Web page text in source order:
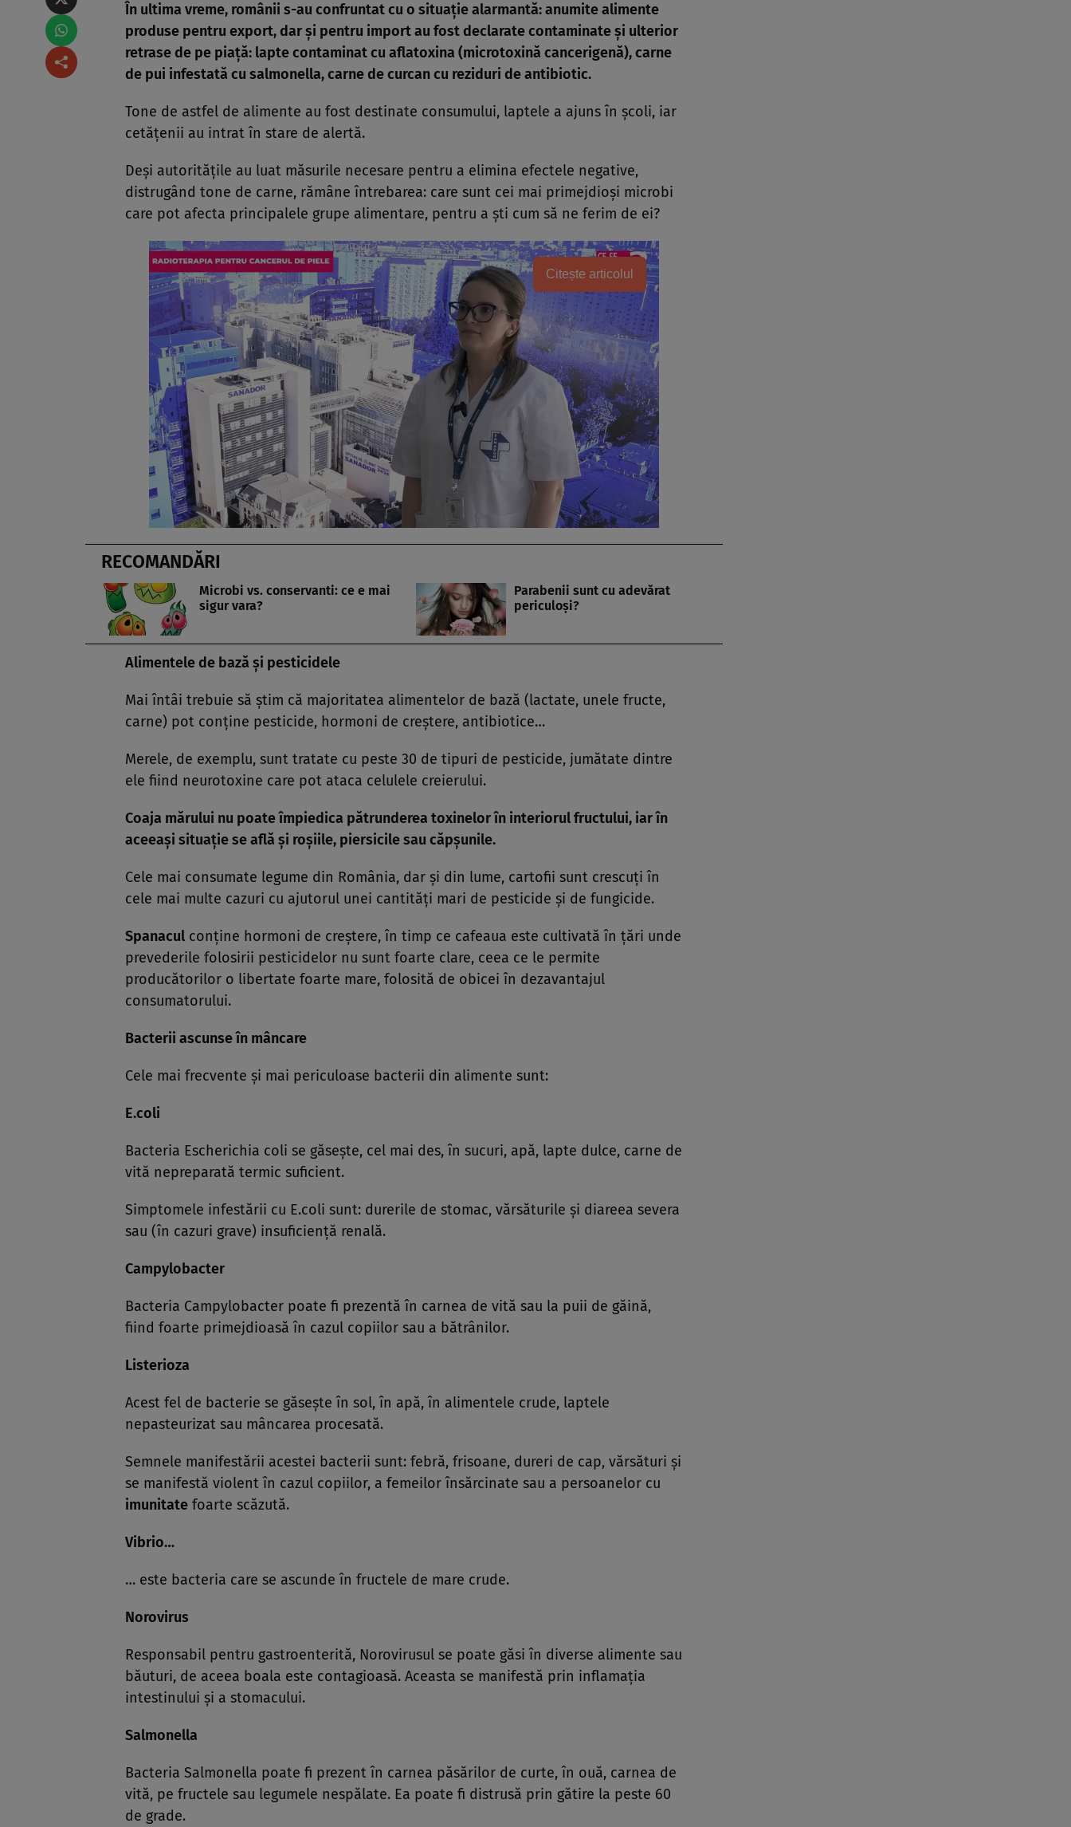
În ultima vreme, românii s-au confruntat cu o situaţie alarmantă: anumite alimente
produse pentru export, dar şi pentru import au fost declarate contaminate şi ulterior
retrase de pe piaţă: lapte contaminat cu aflatoxina (microtoxină cancerigenă), carne
de pui infestată cu salmonella, carne de curcan cu reziduri de antibiotic.
Tone de astfel de alimente au fost destinate consumului, laptele a ajuns în şcoli, iar
cetăţenii au intrat în stare de alertă.
Deşi autorităţile au luat măsurile necesare pentru a elimina efectele negative,
distrugând tone de carne, rămâne întrebarea: care sunt cei mai primejdioşi microbi
care pot afecta principalele grupe alimentare, pentru a şti cum să ne ferim de ei?
Citește articolul
RECOMANDĂRI
Microbi vs. conservanti: ce e mai
sigur vara?
Parabenii sunt cu adevărat
periculoşi?
Alimentele de bază şi pesticidele
Mai întâi trebuie să ştim că majoritatea alimentelor de bază (lactate, unele fructe,
carne) pot conţine pesticide, hormoni de creştere, antibiotice…
Merele, de exemplu, sunt tratate cu peste 30 de tipuri de pesticide, jumătate dintre
ele fiind neurotoxine care pot ataca celulele creierului.
Coaja mărului nu poate împiedica pătrunderea toxinelor în interiorul fructului, iar în
aceeaşi situaţie se află şi roşiile, piersicile sau căpşunile.
Cele mai consumate legume din România, dar şi din lume, cartofii sunt crescuţi în
cele mai multe cazuri cu ajutorul unei cantităţi mari de pesticide şi de fungicide.
Spanacul conţine hormoni de creştere, în timp ce cafeaua este cultivată în ţări unde
prevederile folosirii pesticidelor nu sunt foarte clare, ceea ce le permite
producătorilor o libertate foarte mare, folosită de obicei în dezavantajul
consumatorului.
Bacterii ascunse în mâncare
Cele mai frecvente şi mai periculoase bacterii din alimente sunt:
E.coli
Bacteria Escherichia coli se găseşte, cel mai des, în sucuri, apă, lapte dulce, carne de
vită nepreparată termic suficient.
Simptomele infestării cu E.coli sunt: durerile de stomac, vărsăturile şi diareea severa
sau (în cazuri grave) insuficienţă renală.
Campylobacter
Bacteria Campylobacter poate fi prezentă în carnea de vită sau la puii de găină,
fiind foarte primejdioasă în cazul copiilor sau a bătrânilor.
Listerioza
Acest fel de bacterie se găseşte în sol, în apă, în alimentele crude, laptele
nepasteurizat sau mâncarea procesată.
Semnele manifestării acestei bacterii sunt: febră, frisoane, dureri de cap, vărsături şi
se manifestă violent în cazul copiilor, a femeilor însărcinate sau a persoanelor cu
imunitate foarte scăzută.
Vibrio…
… este bacteria care se ascunde în fructele de mare crude.
Norovirus
Responsabil pentru gastroenterită, Norovirusul se poate găsi în diverse alimente sau
băuturi, de aceea boala este contagioasă. Aceasta se manifestă prin inflamaţia
intestinului şi a stomacului.
Salmonella
Bacteria Salmonella poate fi prezent în carnea păsărilor de curte, în ouă, carnea de
vită, pe fructele sau legumele nespălate. Ea poate fi distrusă prin gătire la peste 60
de grade.